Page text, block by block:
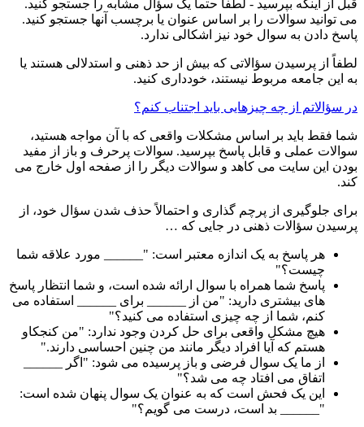
قبل از اینکه بپرسید - لطفاً حتماً یک سؤال مشابه را جستجو کنید.
می توانید سوالات را بر اساس عنوان یا برچسب آنها جستجو کنید.
پاسخ دادن به سوال خود نیز اشکالی ندارد.
لطفاً از پرسیدن سؤالاتی که بیش از حد ذهنی و استدلالی هستند یا
به این جامعه مربوط نیستند، خودداری کنید.
در سؤالاتم از چه چیزهایی باید اجتناب کنم؟
شما فقط باید بر اساس مشکلات واقعی که با آن مواجه هستید،
سوالات عملی و قابل پاسخ بپرسید. سوالات پرحرف و باز از مفید
بودن این سایت می کاهد و سوالات دیگر را از صفحه اول خارج می
کند.
برای جلوگیری از پرچم گذاری و احتمالاً حذف شدن سؤال خود، از
پرسیدن سؤالات ذهنی در جایی که …
هر پاسخ به یک اندازه معتبر است: "______ مورد علاقه شما
چیست؟"
پاسخ شما همراه با سوال ارائه شده است، و شما انتظار پاسخ
های بیشتری دارید: "من از ______ برای ______ استفاده می
کنم، شما از چه چیزی استفاده می کنید؟"
هیچ مشکل واقعی برای حل کردن وجود ندارد: "من کنجکاو
هستم که آیا افراد دیگر مانند من چنین احساسی دارند."
از ما یک سوال فرضی و باز پرسیده می شود: "اگر ______
اتفاق می افتاد چه می شد؟"
این یک فحش است که به عنوان یک سوال پنهان شده است:
"______ بد است، درست می گویم؟"